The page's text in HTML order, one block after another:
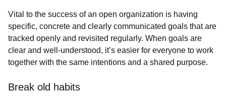
Vital to the success of an open organization is having
specific, concrete and clearly communicated goals that are
tracked openly and revisited regularly. When goals are
clear and well-understood, it’s easier for everyone to work
together with the same intentions and a shared purpose.
Break old habits